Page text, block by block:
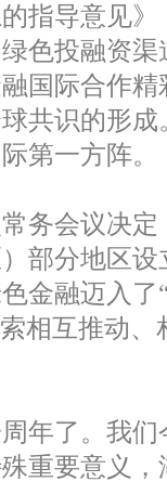
指导意见
色投融资
国际合作精
共识的形
第一方阵。
务会议决
部分地区
金融迈入了
相互推动
年了。我
重要意义